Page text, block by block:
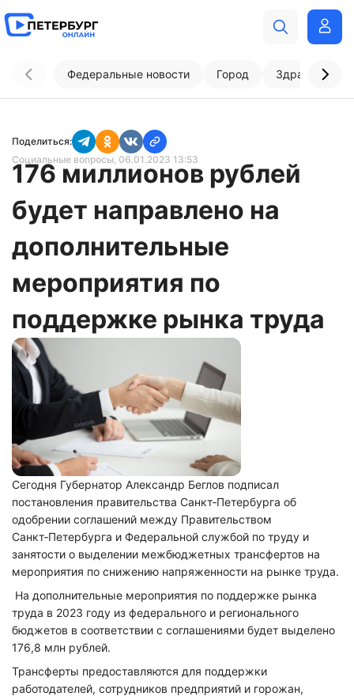
Федеральные новости Город
Поделиться:
Социальные вопросы, 06.01.2023 13:53
176 миллионов рублей
будет направлено на
дополнительные
мероприятия по
поддержке рынка труда
Сегодня Губернатор Александр Беглов подписал
постановления правительства Санкт‑Петербурга об
одобрении соглашений между Правительством
Санкт‑Петербурга и Федеральной службой по труду и
занятости о выделении межбюджетных трансфертов на
мероприятия по снижению напряженности на рынке труда.
На дополнительные мероприятия по поддержке рынка
труда в 2023 году из федерального и регионального
бюджетов в соответствии с соглашениями будет выделено
176,8 млн рублей.
Трансферты предоставляются для поддержки
работодателей, сотрудников предприятий и горожан,